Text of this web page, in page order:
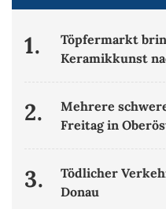
1.
Töpfermarkt
Keramikkunst
2.
Mehrere
Freitag in
3.
Tödlicher
Donau